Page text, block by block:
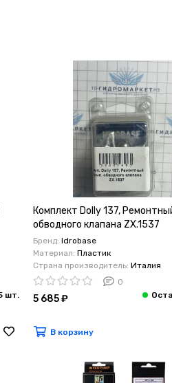
Комплект Dolly 137,
обводного клапана ZX.1537
Generalpump серии 44
Бренд: Idrobase
Материал: Пластик
Страна производитель: Италия
0
5 685 ₽
В корзину